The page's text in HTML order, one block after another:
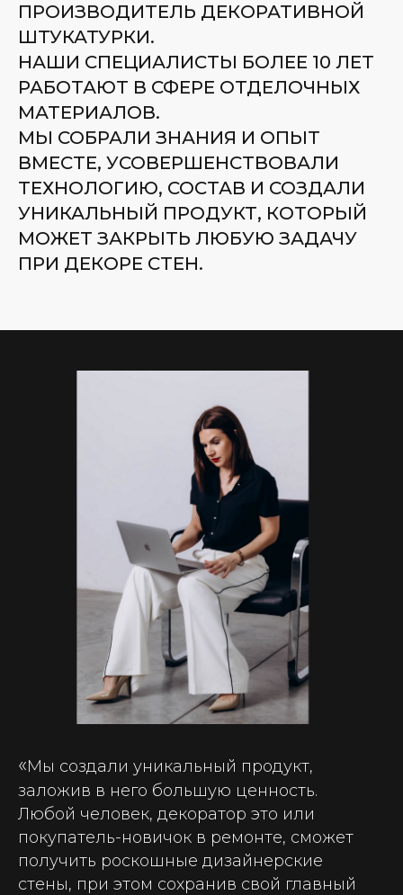
ПРОИЗВОДИТЕЛЬ ДЕКОРАТИВНОЙ
ШТУКАТУРКИ.
НАШИ СПЕЦИАЛИСТЫ БОЛЕЕ 10 ЛЕТ
РАБОТАЮТ В СФЕРЕ ОТДЕЛОЧНЫХ
МАТЕРИАЛОВ.
МЫ СОБРАЛИ ЗНАНИЯ И ОПЫТ
ВМЕСТЕ, УСОВЕРШЕНСТВОВАЛИ
ТЕХНОЛОГИЮ, СОСТАВ И СОЗДАЛИ
УНИКАЛЬНЫЙ ПРОДУКТ, КОТОРЫЙ
МОЖЕТ ЗАКРЫТЬ ЛЮБУЮ ЗАДАЧУ
ПРИ ДЕКОРЕ СТЕН.
«Мы создали уникальный продукт,
заложив в него большую ценность.
Любой человек, декоратор это или
покупатель-новичок в ремонте, сможет
получить роскошные дизайнерские
стены, при этом сохранив свой главный